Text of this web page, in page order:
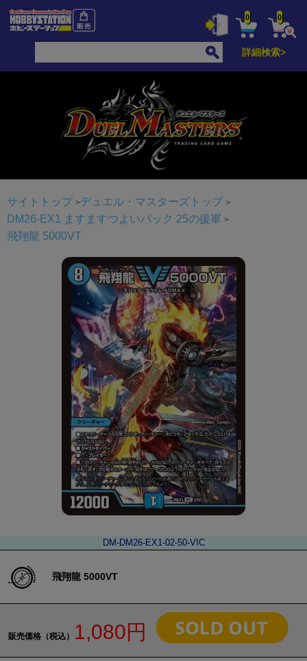
0 0
詳細検索>
サイトトップ
デュエル・マスターズトップ
DM26-EX1 ますますつよいパック 25の援軍
飛翔龍 5000VT
DM-DM26-EX1-02-50-VIC
飛翔龍 5000VT
販売価格（税込） 1,080円